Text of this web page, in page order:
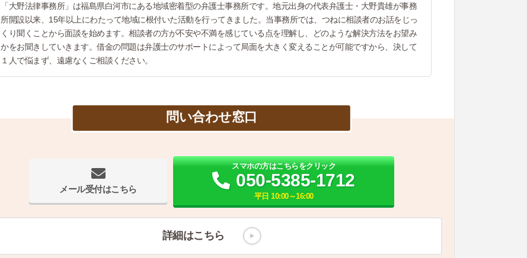
「大野法律事務所」は福島県白河市にある地域密着型の弁護士事務所です。地元出身の代表弁護士・大野貴雄が事務
所開設以来、15年以上にわたって地域に根付いた活動を行ってきました。当事務所では、つねに相談者のお話をじっ
くり聞くことから面談を始めます。相談者の方が不安や不満を感じている点を理解し、どのような解決方法をお望み
かをお聞きしていきます。借金の問題は弁護士のサポートによって局面を大きく変えることが可能ですから、決して
１人で悩まず、遠慮なくご相談ください。
問い合わせ窓口
メール受付はこちら
スマホの方はこちらをクリック
050-5385-1712
平日 10:00～16:00
詳細はこちら